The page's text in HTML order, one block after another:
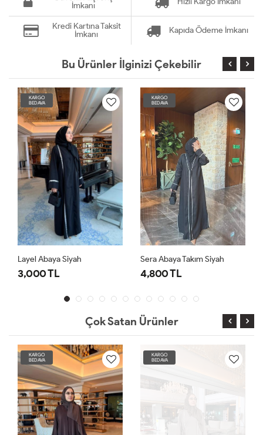
İmkanı
Kredi Kartına Taksit
İmkanı
Kapıda Ödeme İmkanı
Bu Ürünler İlginizi Çekebilir
KARGO
BEDAVA
Layel Abaya Siyah
3,000 TL
KARGO
BEDAVA
Sera Abaya Takım Siyah
4,800 TL
Çok Satan Ürünler
KARGO
BEDAVA
KARGO
BEDAVA